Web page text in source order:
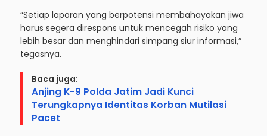
“Setiap laporan yang berpotensi membahayakan jiwa
harus segera direspons untuk mencegah risiko yang
lebih besar dan menghindari simpang siur informasi,”
tegasnya.
Baca juga:
Anjing K-9 Polda Jatim Jadi Kunci
Terungkapnya Identitas Korban Mutilasi
Pacet